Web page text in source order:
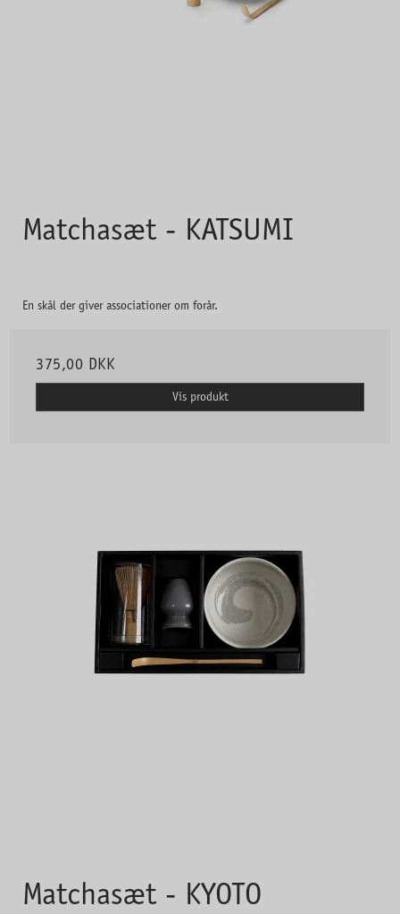
Matchasæt - KATSUMI
En skål der giver associationer om forår.
375,00 DKK
Vis produkt
Matchasæt - KYOTO